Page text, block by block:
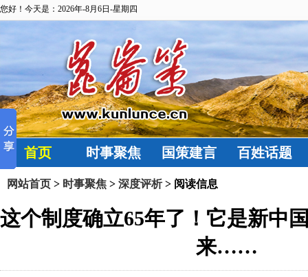
您好！今天是：2026年-8月6日-星期四
首页 时事聚焦 国策建言 百姓话题
网站首页 > 时事聚焦 > 深度评析> 阅读信息
这个制度确立65年了！它是新中
来……